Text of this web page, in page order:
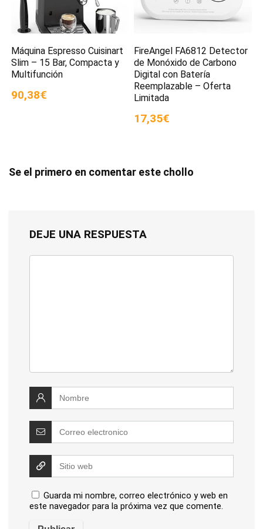
Máquina Espresso Cuisinart
Slim – 15 Bar, Compacta y
Multifunción
90,38€
FireAngel FA6812 Detector
de Monóxido de Carbono
Digital con Batería
Reemplazable – Oferta
Limitada
17,35€
Se el primero en comentar este chollo
DEJE UNA RESPUESTA
Guarda mi nombre, correo electrónico y web en
este navegador para la próxima vez que comente.